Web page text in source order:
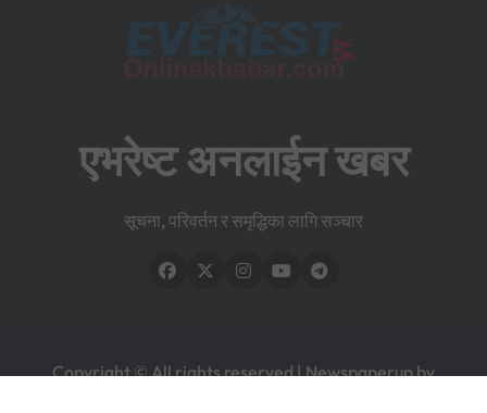
एभरेष्ट अनलाईन खबर
सूचना, परिवर्तन र समृद्धिका लागि सञ्चार
Copyright © All rights reserved|Newspaperupby